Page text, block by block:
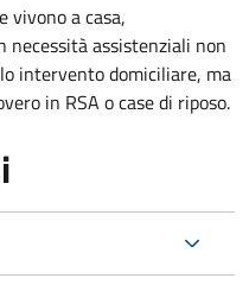
vivono a casa,
assistenziali non
intervento domiciliare, ma
in RSA o case di riposo.